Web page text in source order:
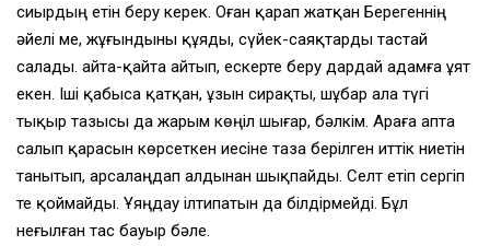
сиырдың етiн беру керек. Оған қарап жатқан Берегеннiң
әйелi ме, жұғындыны құяды, сүйек-саяқтарды тастай
салады. Қайта-қайта айтып, ескерте беру дардай адамға ұят
екен. Iшi қабыса қатқан, ұзын сирақты, шұбар ала түгi
тықыр тазысы да жарым көңiл шығар, бәлкiм. Араға апта
салып қарасын көрсеткен иесiне таза берiлген иттiк ниетiн
танытып, арсалаңдап алдынан шықпайды. Селт етiп сергiп
те қоймайды. Ұяңдау iлтипатын да бiлдiрмейдi. Бұл
неғылған тас бауыр бәле.